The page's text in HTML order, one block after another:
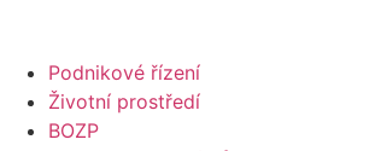
obsahuPodnikové řízení
Životní prostředí
BOZP